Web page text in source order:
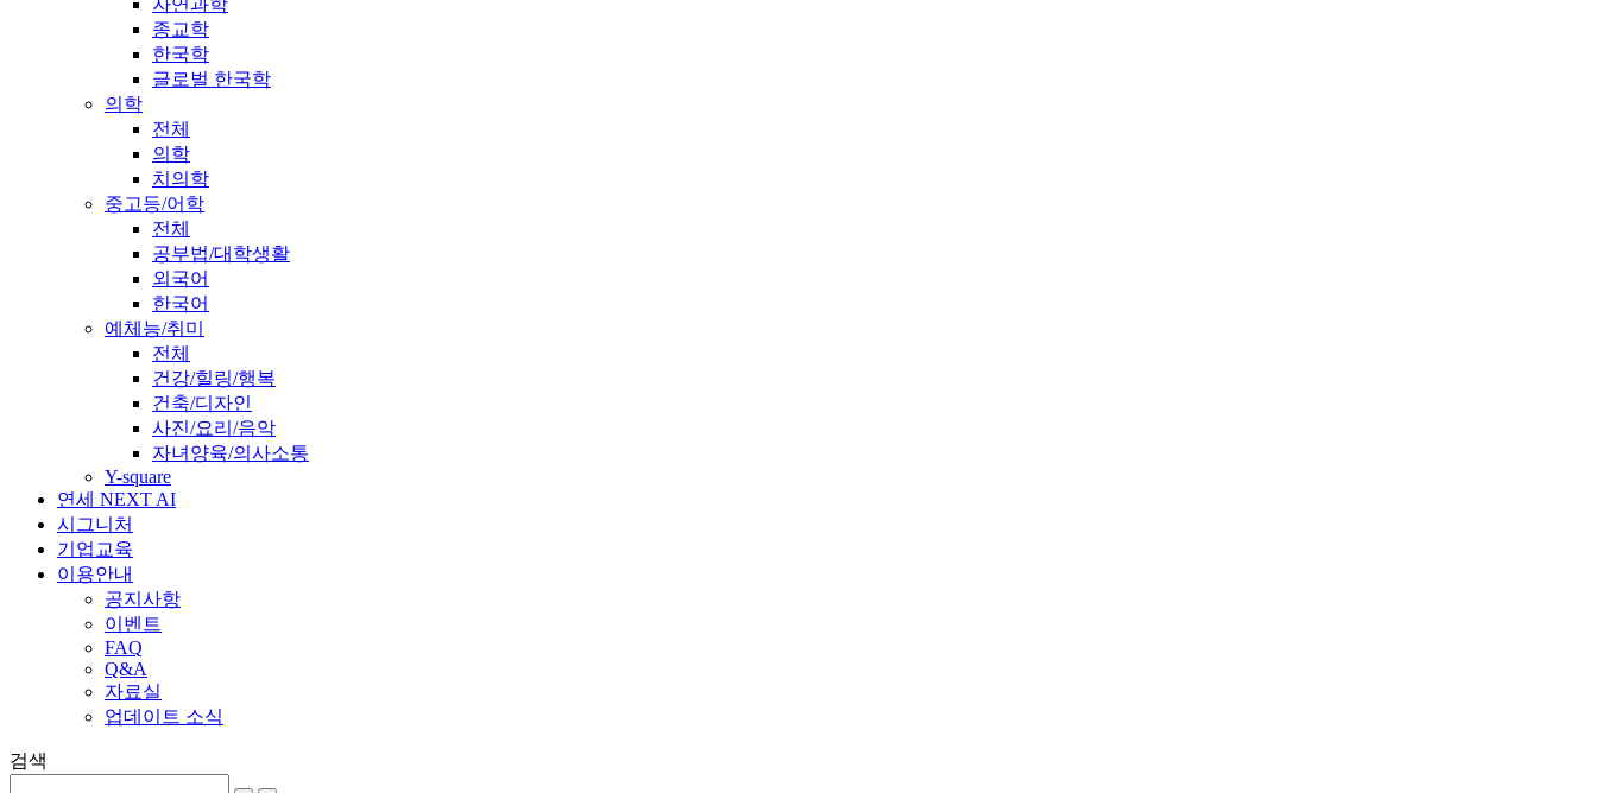
자연과학
종교학
한국학
글로벌 한국학
의학
전체
의학
치의학
중고등/어학
전체
공부법/대학생활
외국어
한국어
예체능/취미
전체
건강/힐링/행복
건축/디자인
사진/요리/음악
자녀양육/의사소통
Y-square
연세 NEXT AI
시그니처
기업교육
이용안내
공지사항
이벤트
FAQ
Q&A
자료실
업데이트 소식
검색